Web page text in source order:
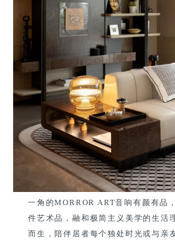
一角的MORROR ART音响有颜有品
件艺术品，融和极简主义美学的生活
而生，陪伴居者每个独处时光或与亲